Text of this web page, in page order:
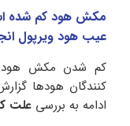
مکش هود کم شده
عیب هود ویرپول
کم شدن مکش هود
کنندگان هودها
ادامه به بررسی علت